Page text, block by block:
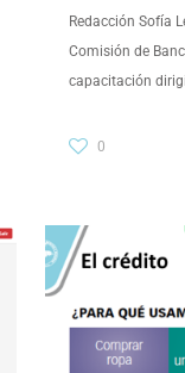
Redacción Sofía
Comisión de
capacitación
0